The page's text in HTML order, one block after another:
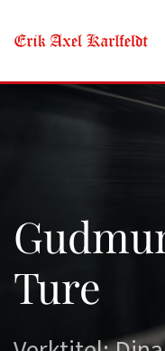
Skip to main
Ture